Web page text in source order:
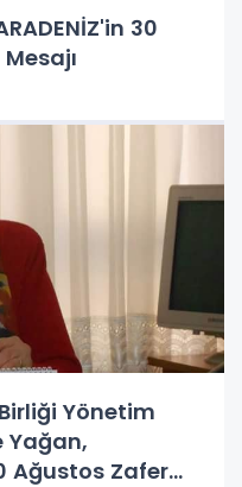
30
Yönetim
Yağan,
Ağustos Zafer